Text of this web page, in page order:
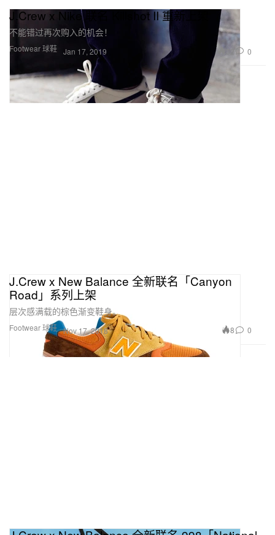
Footwear 球鞋
J.Crew x Nike 联名 Killshot II 重新上架
不能错过再次购入的机会！
Jan 17, 2019 0
Footwear 球鞋
J.Crew x New Balance 全新联名「Canyon
Road」系列上架
层次感满载的棕色渐变鞋身。
Nov 17, 2018 8 0